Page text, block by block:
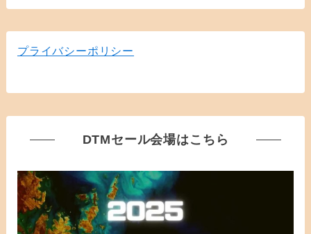
プライバシーポリシー
DTMセール会場はこちら